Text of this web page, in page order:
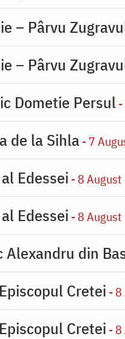
– Pârvu
– Pârvu
Dometie Persul
de la Sihla- 7
Edessei - 8 August
Edessei - 8 August
din
Cretei - 8
Cretei - 8